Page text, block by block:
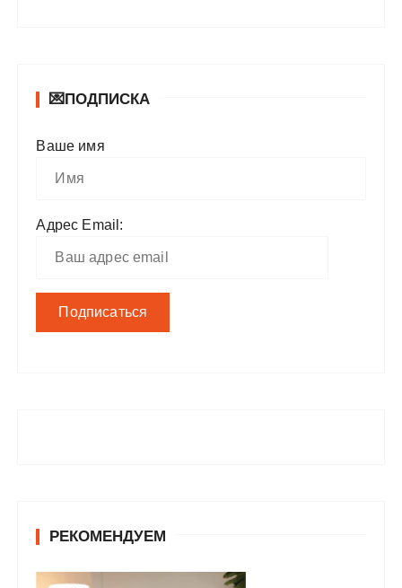
💌ПОДПИСКА
Ваше имя
Адрес Email:
РЕКОМЕНДУЕМ